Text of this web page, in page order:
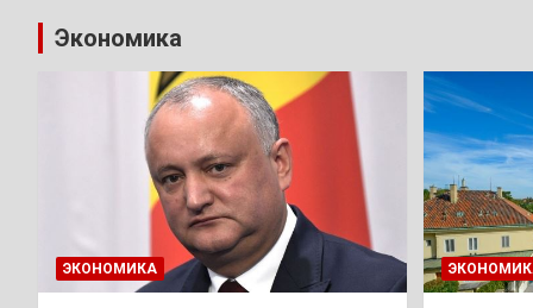
Экономика
ЭКОНОМИКА